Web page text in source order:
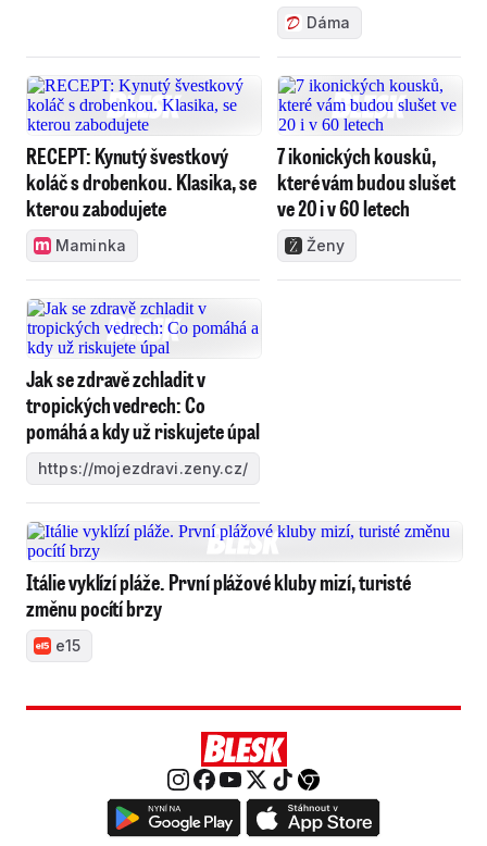
Dáma
RECEPT: Kynutý švestkový
koláč s drobenkou. Klasika, se
kterou zabodujete
Maminka
7 ikonických kousků,
které vám budou slušet
ve 20 i v 60 letech
Ženy
Jak se zdravě zchladit v
tropických vedrech: Co
pomáhá a kdy už riskujete úpal
https://mojezdravi.zeny.cz/
Itálie vyklízí pláže. První plážové kluby mizí, turisté
změnu pocítí brzy
e15